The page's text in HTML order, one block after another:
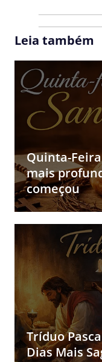
Leia também
Quinta-
mais
começou
Tríduo
Dias Mais